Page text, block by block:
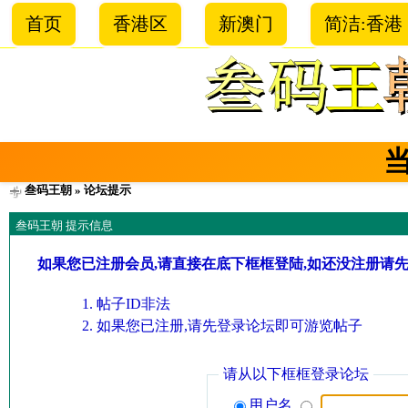
首页 香港区 新澳门 简洁:香港
叁码王朝 » 论坛提示
叁码王朝 提示信息
如果您已注册会员,请直接在底下框框登陆,如还没注册请
帖子ID非法
如果您已注册,请先登录论坛即可游览帖子
请从以下框框登录论坛
用户名